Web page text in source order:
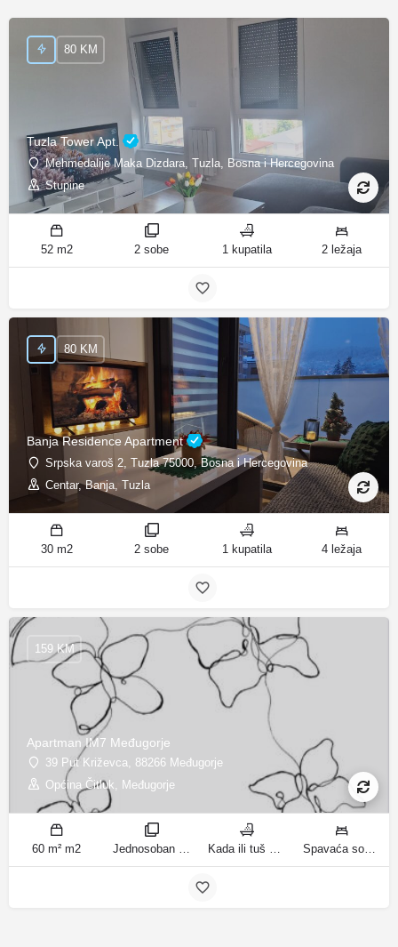
Tuzla Tower Apt.
Mehmedalije Maka Dizdara, Tuzla, Bosna i Hercegovina
Stupine
80 KM
52 m2 2 sobe 1 kupatila 2 ležaja
Banja Residence Apartment
Srpska varoš 2, Tuzla 75000, Bosna i Hercegovina
Centar, Banja, Tuzla
80 KM
30 m2 2 sobe 1 kupatila 4 ležaja
Apartman IM7 Međugorje
39 Put Križevca, 88266 Međugorje
Općina Čitluk, Međugorje
159 KM
60 m² m2